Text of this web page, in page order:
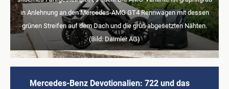
in Anlehnung an den Mercedes-AMG GT4 Rennwagen mit dessen
grünen Streifen auf dem Dach und die grün abgesetzten Nähten.
(Bild: Daimler AG)
Mercedes-Benz Devotionalien: 722 und das